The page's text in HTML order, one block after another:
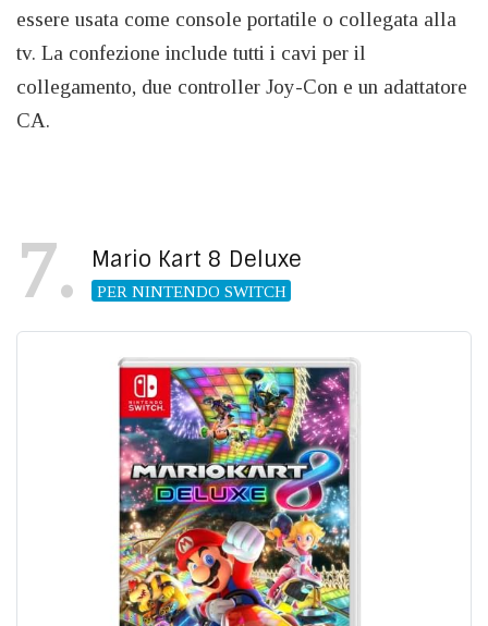
essere usata come console portatile o collegata alla
tv. La confezione include tutti i cavi per il
collegamento, due controller Joy-Con e un adattatore
CA.
7 Mario Kart 8 Deluxe
PER NINTENDO SWITCH